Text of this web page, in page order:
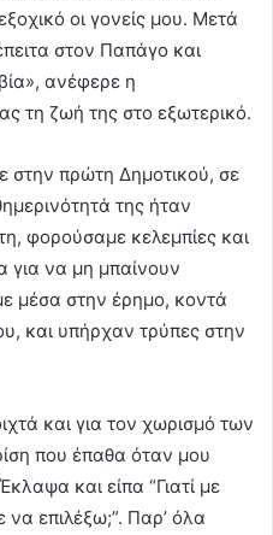
οι γονείς μου. Μετά
στον Παπάγο και
ανέφερε η
τη ζωή της στο εξωτερικό.
στην πρώτη Δημοτικού, σε
της ήταν
φορούσαμε κελεμπίες και
για να μη μπαίνουν
μέσα στην έρημο, κοντά
και υπήρχαν τρύπες στην
και για τον χωρισμό των
που έπαθα όταν μου
και είπα “Γιατί με
να επιλέξω;”. Παρ’ όλα